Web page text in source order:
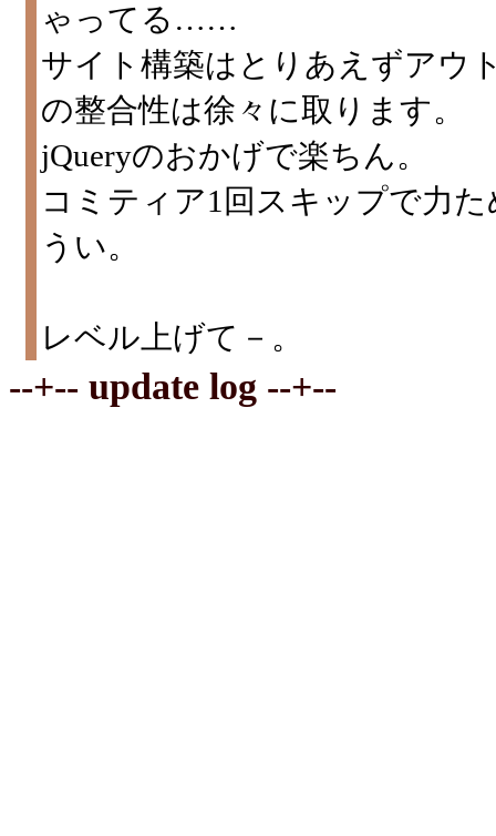
ゃってる……
サイト構築はとりあえずアウ
の整合性は徐々に取ります。
jQueryのおかげで楽ちん。
コミティア1回スキップで力
うい。
レベル上げて－。
--+-- update log --+--